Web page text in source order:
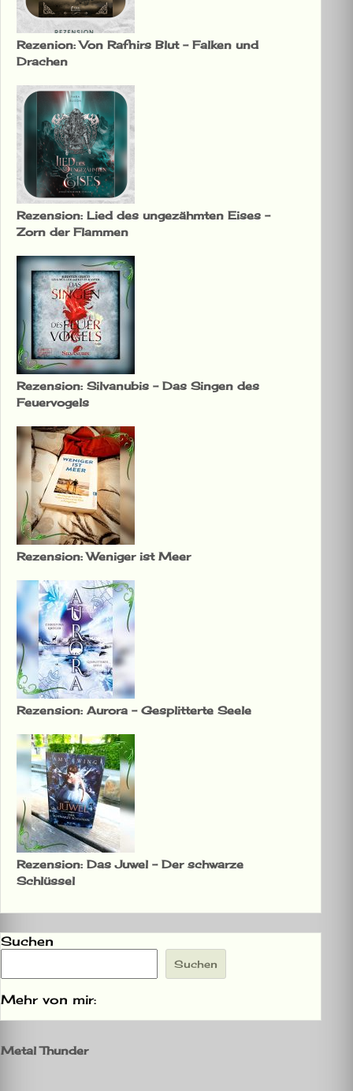
Rezenion: Von Rafnirs Blut – Falken und
Drachen
Rezension: Lied des ungezähmten Eises –
Zorn der Flammen
Rezension: Silvanubis – Das Singen des
Feuervogels
Rezension: Weniger ist Meer
Rezension: Aurora – Gesplitterte Seele
Rezension: Das Juwel – Der schwarze
Schlüssel
Suchen
Suchen
Mehr von mir:
Metal Thunder